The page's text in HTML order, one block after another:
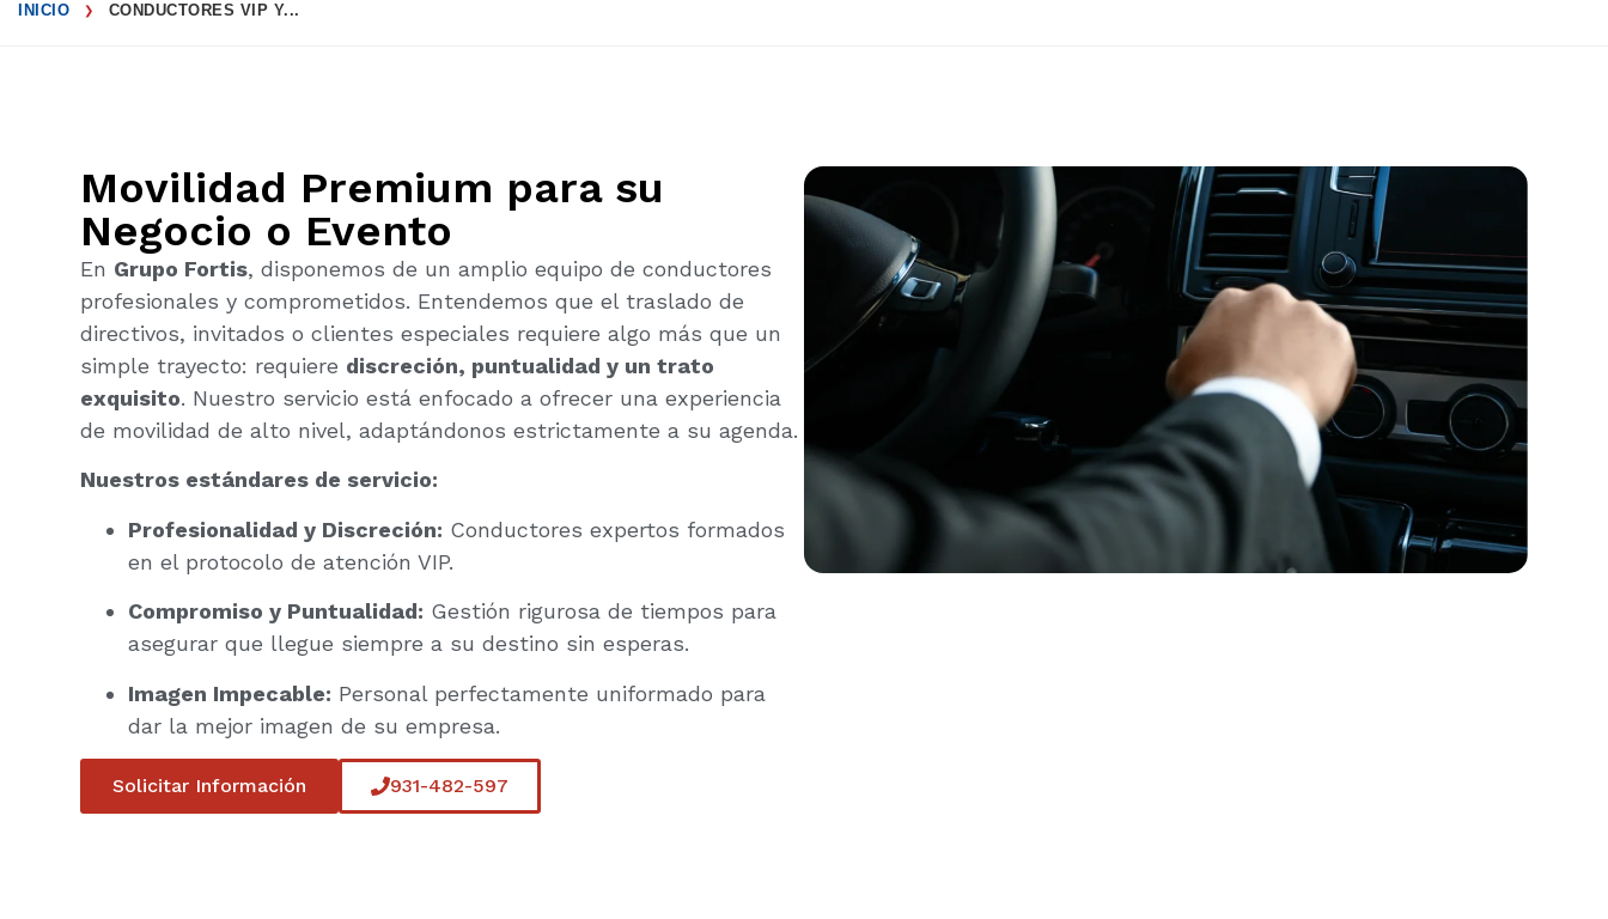
INICIO ❯ CONDUCTORES VIP Y...
Movilidad Premium para su
Negocio o Evento
En Grupo Fortis, disponemos de un amplio equipo de conductores
profesionales y comprometidos. Entendemos que el traslado de
directivos, invitados o clientes especiales requiere algo más que un
simple trayecto: requiere discreción, puntualidad y un trato
exquisito. Nuestro servicio está enfocado a ofrecer una experiencia
de movilidad de alto nivel, adaptándonos estrictamente a su agenda.
Nuestros estándares de servicio:
Profesionalidad y Discreción: Conductores expertos formados
en el protocolo de atención VIP.
Compromiso y Puntualidad: Gestión rigurosa de tiempos para
asegurar que llegue siempre a su destino sin esperas.
Imagen Impecable: Personal perfectamente uniformado para
dar la mejor imagen de su empresa.
Solicitar Información 931-482-597